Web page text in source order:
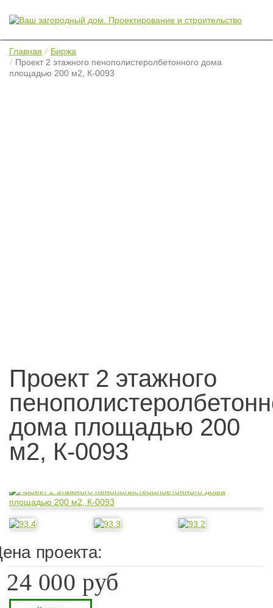
Главная
Биржа
Проект 2 этажного пенополистеролбетонного дома
площадью 200 м2, К-0093
Проект 2 этажного
дома площадью 200
м2, К-0093
проекта:
24 000 руб